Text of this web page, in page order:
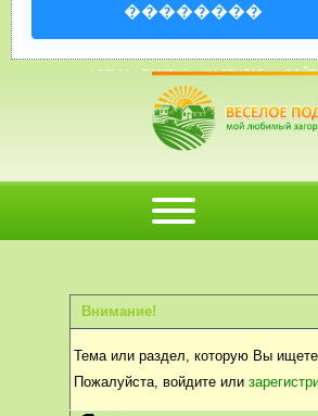
��������
29 Март, 2015, 23:45:06
ФОРУМ ПОМОЩЬ КАЛЕНДАРЬ
Внимание!
Тема или раздел, которую Вы
Пожалуйста, войдите или